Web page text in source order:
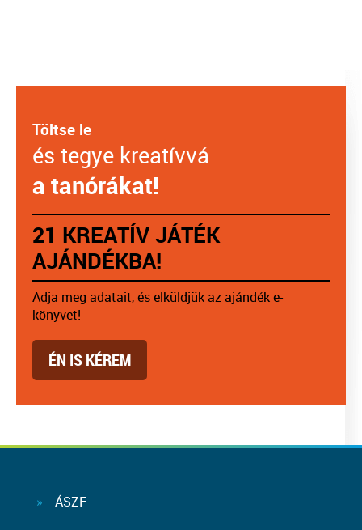
Töltse le
és tegye kreatívvá
a tanórákat!
21 KREATÍV JÁTÉK
AJÁNDÉKBA!
Adja meg adatait, és elküldjük az ajándék e-
könyvet!
ÉN IS KÉREM
ÁSZF